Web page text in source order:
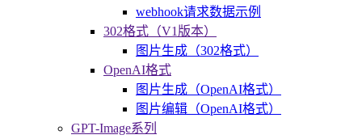
webhook请求数据示例
302格式（V1版本）
图片生成（302格式）
OpenAI格式
图片生成（OpenAI格式）
图片编辑（OpenAI格式）
GPT-Image系列